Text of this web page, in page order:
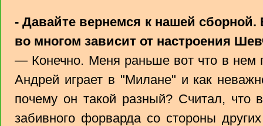
- Давайте вернемся к нашей сборной.
во многом зависит от настроения
— Конечно. Меня раньше вот что в нем
Андрей играет в "Милане" и как
почему он такой разный? Считал, что
забивного форварда со стороны